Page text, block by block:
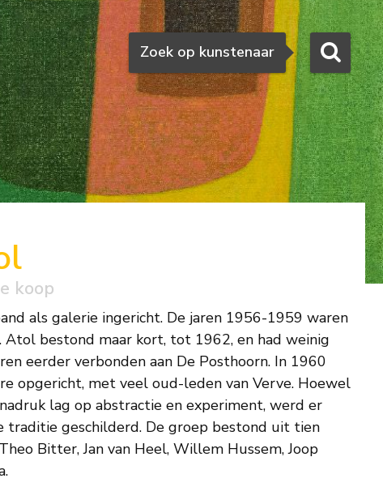
Zoeken
Zoek op kunstenaar
koop
als galerie ingericht. De jaren 1956-1959 waren
Atol bestond maar kort, tot 1962, en had weinig
eerder verbonden aan De Posthoorn. In 1960
opgericht, met veel oud-leden van Verve. Hoewel
lag op abstractie en experiment, werd er
traditie geschilderd. De groep bestond uit tien